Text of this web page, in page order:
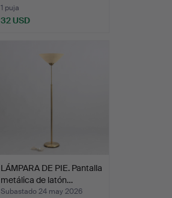
1 puja
32 USD
LÁMPARA DE PIE. Pantalla
metálica de latón…
Subastado 24 may 2026